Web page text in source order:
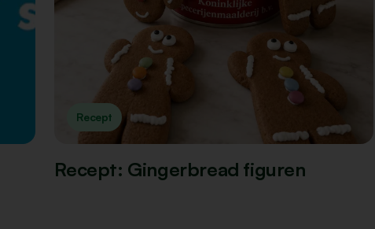
Recept
Recept: Gingerbread figuren